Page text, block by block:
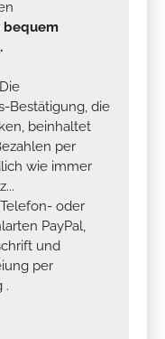
bequem
Bestätigung, die
beinhaltet
per
wie immer
oder
PayPal,
und
per
.